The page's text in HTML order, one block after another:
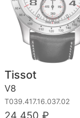
Tissot
V8
T039.417.16.037.02
24 450 ₽